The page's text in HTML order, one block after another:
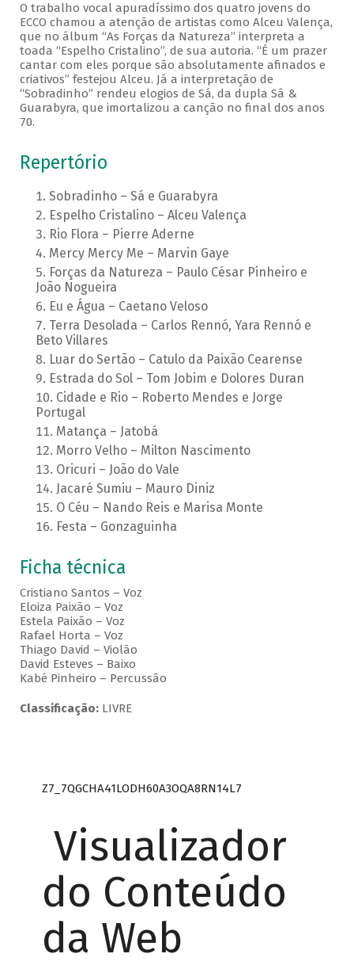
O trabalho vocal apuradíssimo dos quatro jovens do
ECCO chamou a atenção de artistas como Alceu Valença,
que no álbum “As Forças da Natureza” interpreta a
toada “Espelho Cristalino”, de sua autoria. “É um prazer
cantar com eles porque são absolutamente afinados e
criativos” festejou Alceu. Já a interpretação de
“Sobradinho” rendeu elogios de Sá, da dupla Sá &
Guarabyra, que imortalizou a canção no final dos anos
70.
Repertório
Sobradinho – Sá e Guarabyra
Espelho Cristalino – Alceu Valença
Rio Flora – Pierre Aderne
Mercy Mercy Me – Marvin Gaye
Forças da Natureza – Paulo César Pinheiro e
João Nogueira
Eu e Água – Caetano Veloso
Terra Desolada – Carlos Rennó, Yara Rennó e
Beto Villares
Luar do Sertão – Catulo da Paixão Cearense
Estrada do Sol – Tom Jobim e Dolores Duran
Cidade e Rio – Roberto Mendes e Jorge
Portugal
Matança – Jatobá
Morro Velho – Milton Nascimento
Oricuri – João do Vale
Jacaré Sumiu – Mauro Diniz
O Céu – Nando Reis e Marisa Monte
Festa – Gonzaguinha
Ficha técnica
Cristiano Santos – Voz
Eloiza Paixão – Voz
Estela Paixão – Voz
Rafael Horta – Voz
Thiago David – Violão
David Esteves – Baixo
Kabé Pinheiro – Percussão
Classificação:LIVRE
Z7_7QGCHA41LODH60A3OQA8RN14L7
Visualizador
do Conteúdo
da Web